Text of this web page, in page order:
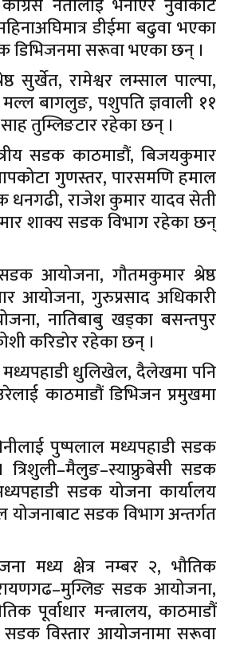
नेतालाई भनाएर नुवाकोट
डीईमा बढुवा भएका
डिभिजनमा सरूवा भएका छन् ।
रामेश्वर लम्साल पाल्पा,
बागलुङ, पशुपति ज्ञवाली ११
साह तुम्लिङटार रहेका छन् ।
सडक काठमाडौं, बिजयकुमार
गुणस्तर, पारसमणि हमाल
धनगढी, राजेश कुमार यादव सेती
शाक्य सडक विभाग रहेका छन्
आयोजना, गौतमकुमार श्रेष्ठ
आयोजना, गुरुप्रसाद अधिकारी
नातिबाबु खड्का बसन्तपुर
करिडोर रहेका छन् ।
मध्यपहाडी धुलिखेल, दैलेखमा पनि
काठमाडौं डिभिजन प्रमुखमा
पुष्पलाल मध्यपहाडी सडक
सडक
सडक योजना कार्यालय
योजनाबाट सडक विभाग अन्तर्गत
मध्य क्षेत्र नम्बर २, भौतिक
सडक आयोजना,
पूर्वाधार मन्त्रालय, काठमाडौं
विस्तार आयोजनामा सरूवा